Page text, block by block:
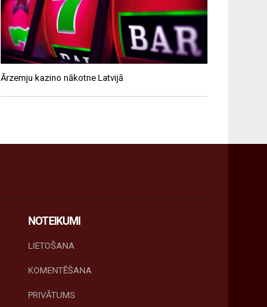
Ārzemju kazino nākotne Latvijā
NOTEIKUMI
LIETOŠANA
KOMENTĒŠANA
PRIVĀTUMS